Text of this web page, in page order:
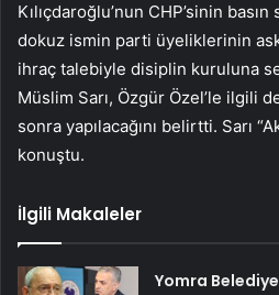
Kılıçdaroğlu’nun CHP’sinin
dokuz ismin parti üyeliklerinin
ihraç talebiyle disiplin kuruluna
Müslim Sarı, Özgür Özel’le ilgili
sonra yapılacağını belirtti. Sarı
konuştu.
İlgili Makaleler
Yomra Belediye